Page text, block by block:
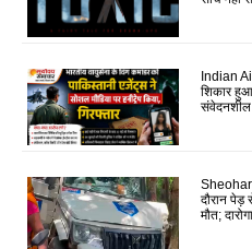
Indian
शिकार
संवेदनशील
Sheohar
दौरान पेड़
मौत;